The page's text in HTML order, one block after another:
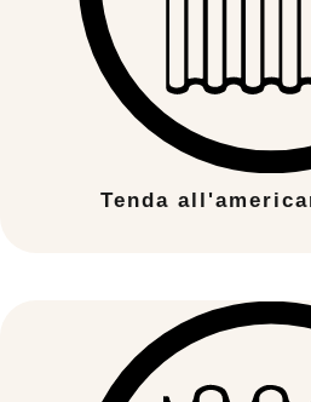
Tenda